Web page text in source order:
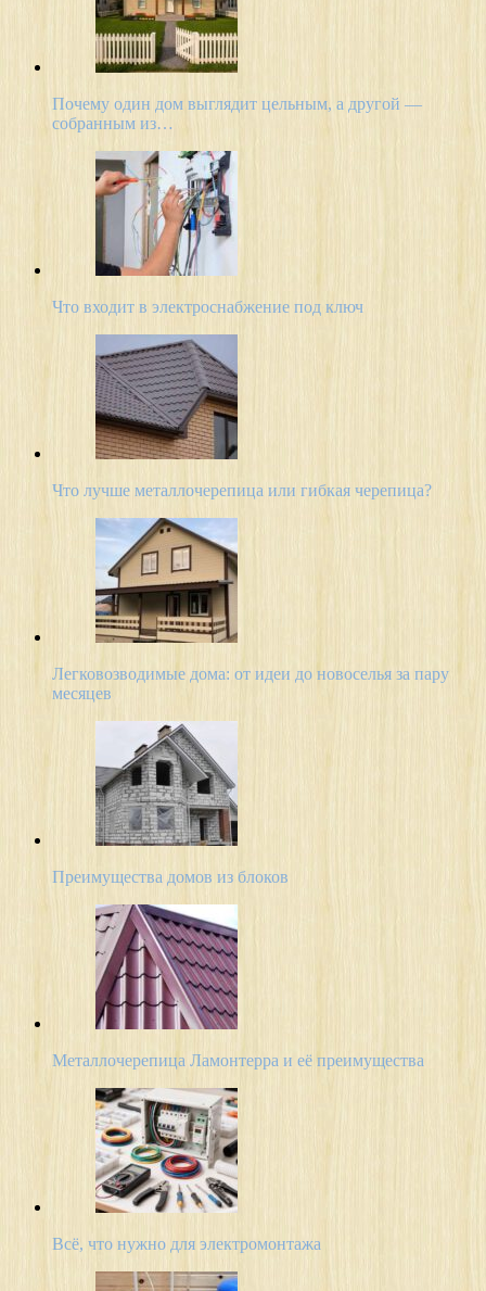
Почему один дом выглядит цельным, а другой —
собранным из…
Что входит в электроснабжение под ключ
Что лучше металлочерепица или гибкая черепица?
Легковозводимые дома: от идеи до новоселья за пару
месяцев
Преимущества домов из блоков
Металлочерепица Ламонтерра и её преимущества
Всё, что нужно для электромонтажа